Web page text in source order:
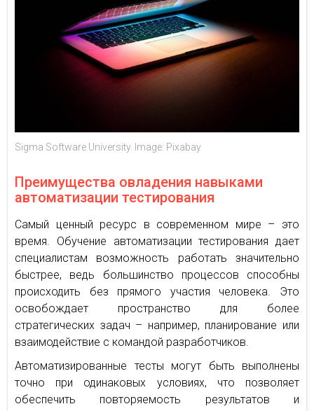
Sigma Software University. Image: Pixabay
Преимущества овладения навыками
автоматизации тестирования
Самый ценный ресурс в современном мире – это
время. Обучение автоматизации тестирования дает
специалистам возможность работать значительно
быстрее, ведь большинство процессов способны
происходить без прямого участия человека. Это
освобождает пространство для более
стратегических задач – например, планирование или
взаимодействие с командой разработчиков.
Автоматизированные тесты могут быть выполнены
точно при одинаковых условиях, что позволяет
обеспечить повторяемость результатов и